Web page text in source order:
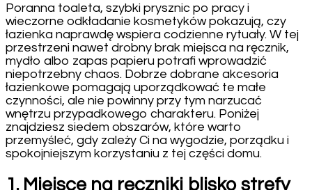
Poranna toaleta, szybki prysznic po pracy i
wieczorne odkładanie kosmetyków pokazują, czy
łazienka naprawdę wspiera codzienne rytuały. W tej
przestrzeni nawet drobny brak miejsca na ręcznik,
mydło albo zapas papieru potrafi wprowadzić
niepotrzebny chaos. Dobrze dobrane akcesoria
łazienkowe pomagają uporządkować te małe
czynności, ale nie powinny przy tym narzucać
wnętrzu przypadkowego charakteru. Poniżej
znajdziesz siedem obszarów, które warto
przemyśleć, gdy zależy Ci na wygodzie, porządku i
spokojniejszym korzystaniu z tej części domu.
1. Miejsce na ręczniki blisko strefy